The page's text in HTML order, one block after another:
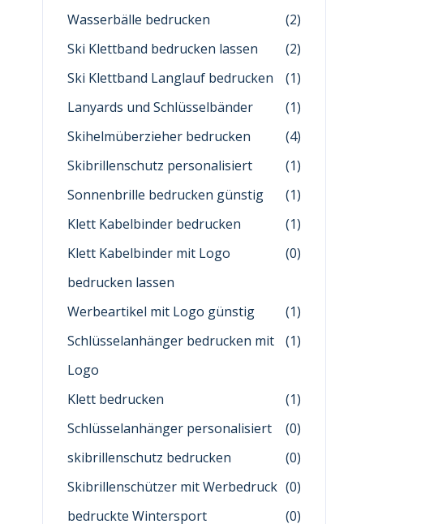
Wasserbälle bedrucken
(2)
Ski Klettband bedrucken lassen
(2)
Ski Klettband Langlauf bedrucken
(1)
Lanyards und Schlüsselbänder
(1)
Skihelmüberzieher bedrucken
(4)
Skibrillenschutz personalisiert
(1)
Sonnenbrille bedrucken günstig
(1)
Klett Kabelbinder bedrucken
(1)
Klett Kabelbinder mit Logo
bedrucken lassen
(0)
Werbeartikel mit Logo günstig
(1)
Schlüsselanhänger bedrucken mit
Logo
(1)
Klett bedrucken
(1)
Schlüsselanhänger personalisiert
(0)
skibrillenschutz bedrucken
(0)
Skibrillenschützer mit Werbedruck (0)
bedruckte Wintersport
(0)